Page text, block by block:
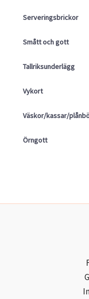
Serveringsbrickor
Smått och gott
Tallriksunderlägg
Vykort
Väskor/kassar/
Örngott